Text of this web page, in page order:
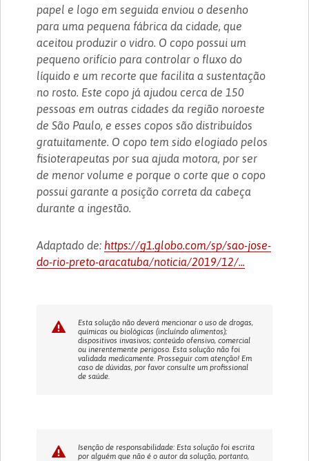
papel e logo em seguida enviou o desenho
para uma pequena fábrica da cidade, que
aceitou produzir o vidro. O copo possui um
pequeno orifício para controlar o fluxo do
líquido e um recorte que facilita a sustentação
no rosto. Este copo já ajudou cerca de 150
pessoas em outras cidades da região noroeste
de São Paulo, e esses copos são distribuídos
gratuitamente. O copo tem sido elogiado pelos
fisioterapeutas por sua ajuda motora, por ser
de menor volume e porque o corte que o copo
possui garante a posição correta da cabeça
durante a ingestão.
Adaptado de: https://g1.globo.com/sp/sao-jose-
do-rio-preto-aracatuba/noticia/2019/12/...
Esta solução não deverá mencionar o uso de drogas,
químicas ou biológicas (incluíndo alimentos);
dispositivos invasivos; conteúdo ofensivo, comercial
ou inerentemente perigoso. Esta solução não foi
validada medicamente. Prosseguir com atenção! Em
caso de dúvidas, por favor consulte um profissional
de saúde.
Isenção de responsabilidade: Esta solução foi escrita
por alguém que não é o autor da solução, portanto,